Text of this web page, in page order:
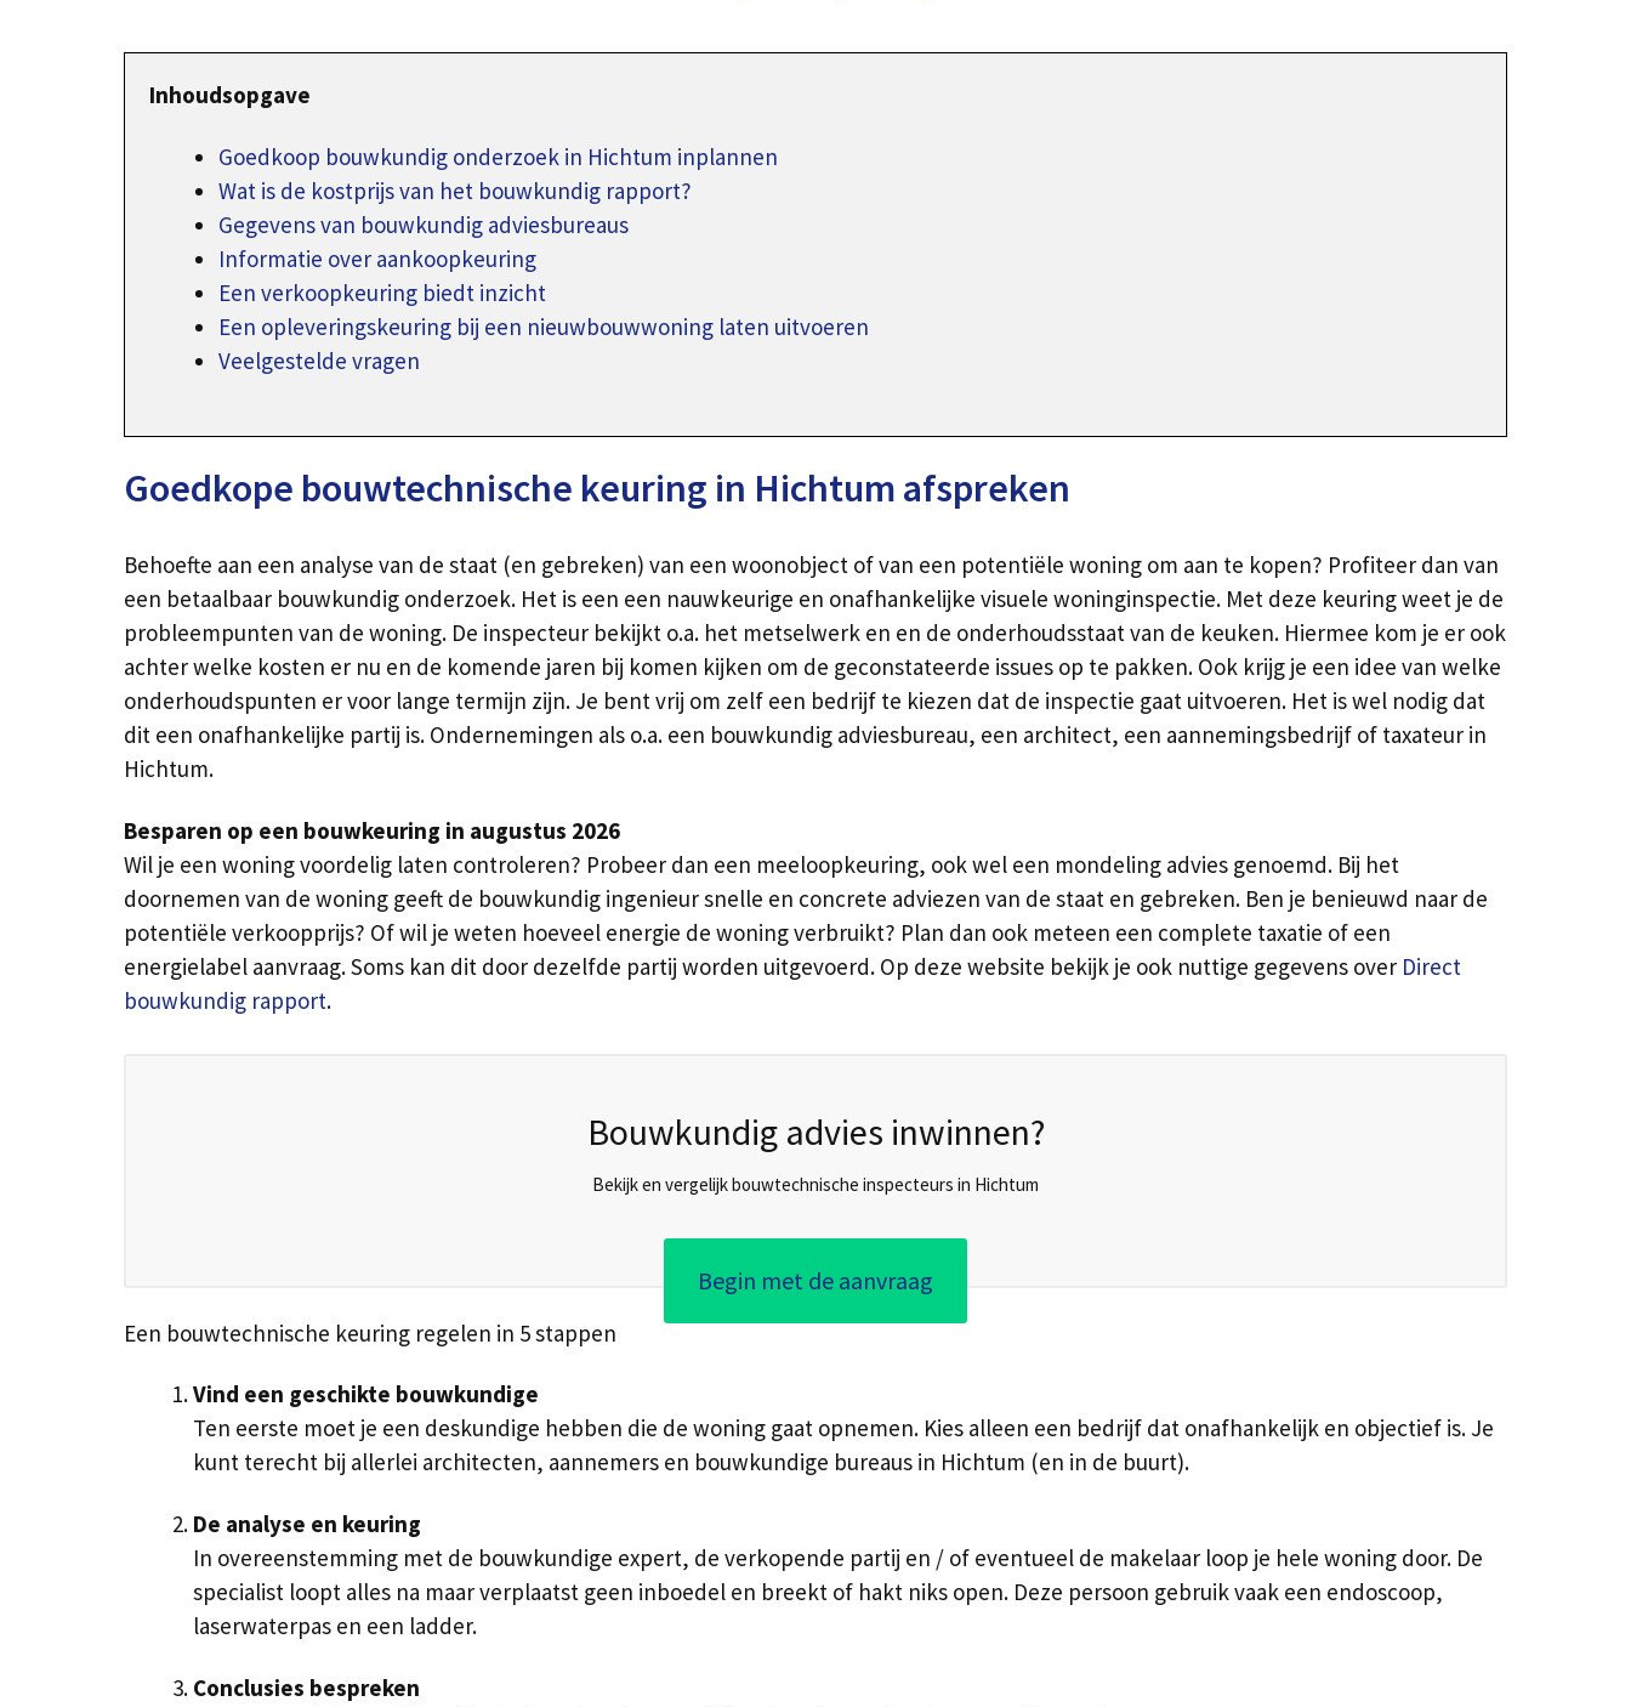
Inhoudsopgave
Goedkoop bouwkundig onderzoek in Hichtum inplannen
Wat is de kostprijs van het bouwkundig rapport?
Gegevens van bouwkundig adviesbureaus
Informatie over aankoopkeuring
Een verkoopkeuring biedt inzicht
Een opleveringskeuring bij een nieuwbouwwoning laten uitvoeren
Veelgestelde vragen
Goedkope bouwtechnische keuring in Hichtum afspreken
Behoefte aan een analyse van de staat (en gebreken) van een woonobject of van een potentiële woning om aan te kopen? Profiteer dan van
een betaalbaar bouwkundig onderzoek. Het is een een nauwkeurige en onafhankelijke visuele woninginspectie. Met deze keuring weet je de
probleempunten van de woning. De inspecteur bekijkt o.a. het metselwerk en en de onderhoudsstaat van de keuken. Hiermee kom je er ook
achter welke kosten er nu en de komende jaren bij komen kijken om de geconstateerde issues op te pakken. Ook krijg je een idee van welke
onderhoudspunten er voor lange termijn zijn. Je bent vrij om zelf een bedrijf te kiezen dat de inspectie gaat uitvoeren. Het is wel nodig dat
dit een onafhankelijke partij is. Ondernemingen als o.a. een bouwkundig adviesbureau, een architect, een aannemingsbedrijf of taxateur in
Hichtum.
Besparen op een bouwkeuring in augustus 2026
Wil je een woning voordelig laten controleren? Probeer dan een meeloopkeuring, ook wel een mondeling advies genoemd. Bij het
doornemen van de woning geeft de bouwkundig ingenieur snelle en concrete adviezen van de staat en gebreken. Ben je benieuwd naar de
potentiële verkoopprijs? Of wil je weten hoeveel energie de woning verbruikt? Plan dan ook meteen een complete taxatie of een
energielabel aanvraag. Soms kan dit door dezelfde partij worden uitgevoerd. Op deze website bekijk je ook nuttige gegevens over Direct
bouwkundig rapport.
Bouwkundig advies inwinnen?
Bekijk en vergelijk bouwtechnische inspecteurs in Hichtum
Begin met de aanvraag
Een bouwtechnische keuring regelen in 5 stappen
Vind een geschikte bouwkundige
Ten eerste moet je een deskundige hebben die de woning gaat opnemen. Kies alleen een bedrijf dat onafhankelijk en objectief is. Je
kunt terecht bij allerlei architecten, aannemers en bouwkundige bureaus in Hichtum (en in de buurt).
De analyse en keuring
In overeenstemming met de bouwkundige expert, de verkopende partij en / of eventueel de makelaar loop je hele woning door. De
specialist loopt alles na maar verplaatst geen inboedel en breekt of hakt niks open. Deze persoon gebruik vaak een endoscoop,
laserwaterpas en een ladder.
Conclusies bespreken